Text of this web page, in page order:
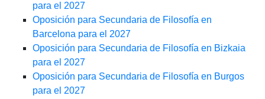
para el 2027
Oposición para Secundaria de Filosofía en
Barcelona para el 2027
Oposición para Secundaria de Filosofía en Bizkaia
para el 2027
Oposición para Secundaria de Filosofía en Burgos
para el 2027